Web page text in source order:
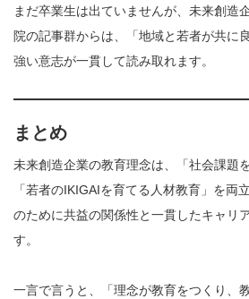
まだ卒業生は出ていませんが、未来創造
院の記事群からは、「地域と若者が共に
強い意志が一貫して読み取れます。
まとめ
未来創造企業の教育理念は、「社会課題
「若者のIKIGAIを育てる人材教育」を両
のために共益の関係性と一貫したキャリ
す。
一言で言うと、「理念が教育をつくり、